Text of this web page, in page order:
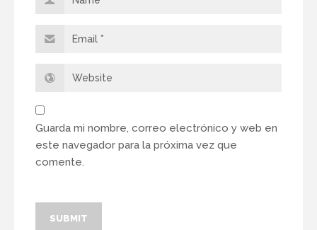
Guarda mi nombre, correo electrónico y web en
este navegador para la próxima vez que
comente.